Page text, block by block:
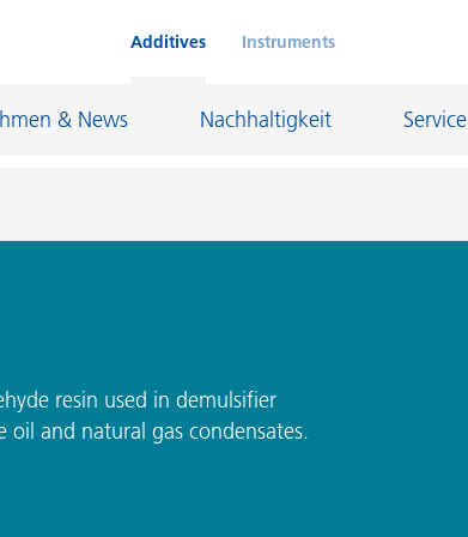
Additives Instruments
& News Nachhaltigkeit Service
Feuerfestindustrie
und I&I
Öl- und Gasindustrie
resin used in demulsifier
and natural gas condensates.